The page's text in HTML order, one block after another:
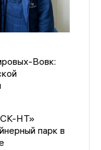
Вовк:
НТ»
парк в